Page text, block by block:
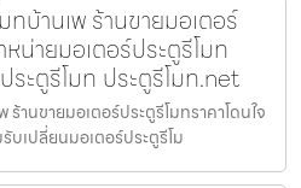
ทบ้านเพ ร้านขายมอเตอร์
หน่ายมอเตอร์ประตูรีโมท
ะตูรีโมท ประตูรีโมท.net
านขายมอเตอร์ประตูรีโมทราคาโดนใจ
บเปลี่ยนมอเตอร์ประตูรีโม